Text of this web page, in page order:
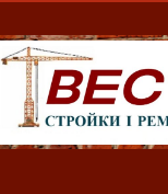
Перейти
вмісту